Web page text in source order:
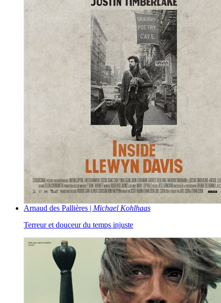
Arnaud des Pallières | Michael Kohlhaas
Terreur et douceur du temps injuste